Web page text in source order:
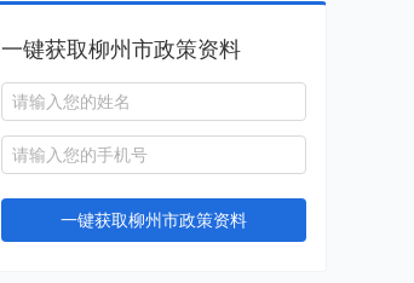
一键获取柳州市政策资料
一键获取柳州市政策资料